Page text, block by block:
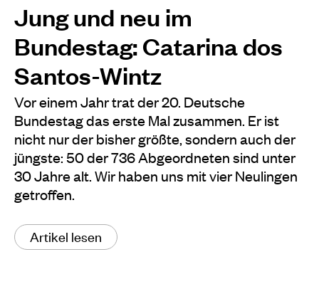
Jung und neu im
Bundestag: Catarina dos
Santos-Wintz
Vor einem Jahr trat der 20. Deutsche
Bundestag das erste Mal zusammen. Er ist
nicht nur der bisher größte, sondern auch der
jüngste: 50 der 736 Abgeordneten sind unter
30 Jahre alt. Wir haben uns mit vier Neulingen
getroffen.
Artikel lesen